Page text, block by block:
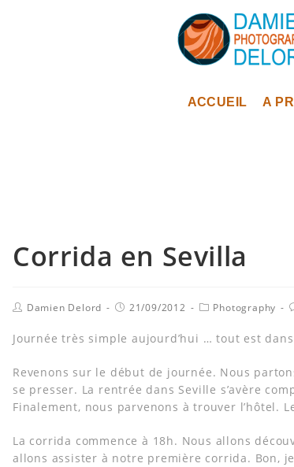
ACCUEIL A
Corrida en Sevilla
Damien Delord 21/09/2012 Photography
Journée très simple aujourd’hui … tout est
Revenons sur le début de journée. Nous
se presser. La rentrée dans Seville s’avère
Finalement, nous parvenons à trouver l’hôtel.
La corrida commence à 18h. Nous allons
allons assister à notre première corrida. Bon,